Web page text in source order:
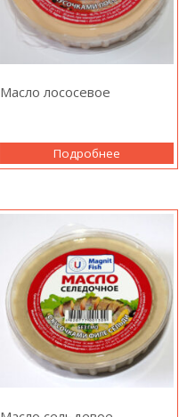
Масло лососевое
Подробнее